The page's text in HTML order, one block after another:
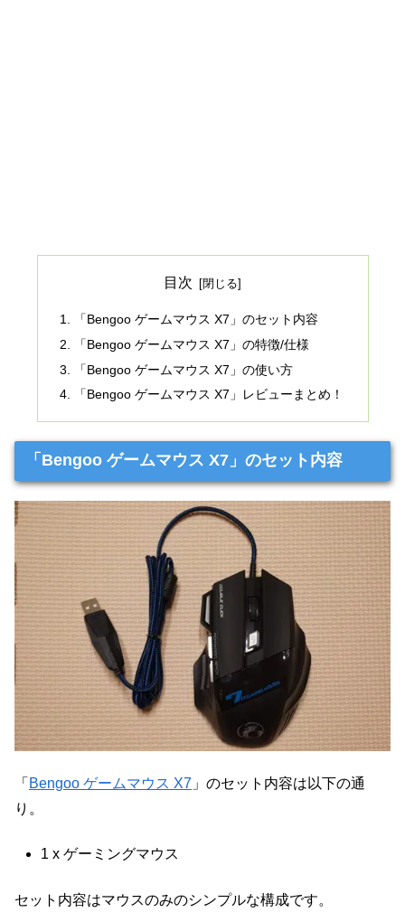
目次
「Bengoo ゲームマウス X7」のセット内容
「Bengoo ゲームマウス X7」の特徴/仕様
「Bengoo ゲームマウス X7」の使い方
「Bengoo ゲームマウス X7」レビューまとめ！
「Bengoo ゲームマウス X7」のセット内容
「 Bengoo ゲームマウス X7 」のセット内容は以下の通
り。
1 x ゲーミングマウス
セット内容はマウスのみのシンプルな構成です。